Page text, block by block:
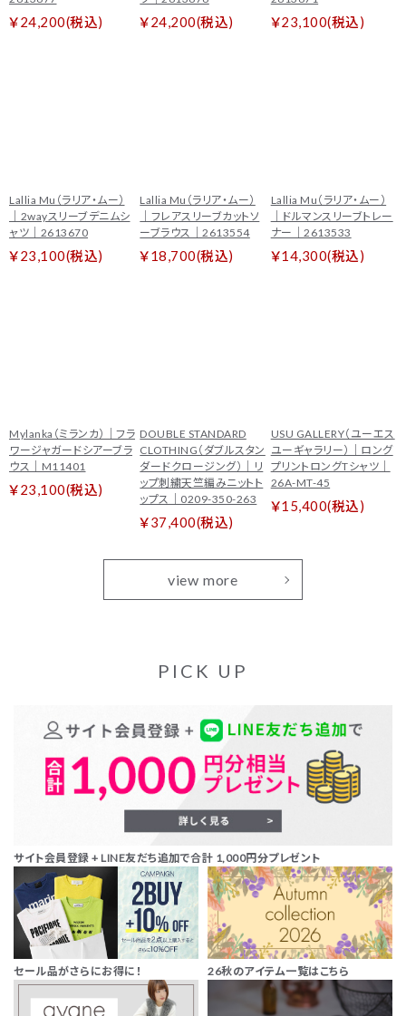
￥24,200(税込) ￥24,200(税込) ￥23,100(税込)
Lallia Mu（ラリア・ムー）
｜2wayスリーブデニムシ
ャツ｜2613670
￥23,100(税込)
Lallia Mu（ラリア・ムー）
｜フレアスリーブカットソ
ーブラウス｜2613554
￥18,700(税込)
Lallia Mu（ラリア・ムー）
｜ドルマンスリーブトレー
ナー｜2613533
￥14,300(税込)
Mylanka（ミランカ）｜フラ
ワージャガードシアーブラ
ウス｜M11401
￥23,100(税込)
DOUBLE STANDARD
CLOTHING（ダブルスタン
ダードクロージング）｜リ
ップ刺繍天竺編みニットト
ップス｜0209-350-263
￥37,400(税込)
USU GALLERY（ユーエス
ユーギャラリー）｜ロング
プリントロングTシャツ｜
26A-MT-45
￥15,400(税込)
view more
PICK UP
サイト会員登録 + LINE友だち追加で合計 1,000円分プレゼント
セール品がさらにお得に！ 26秋のアイテム一覧はこちら